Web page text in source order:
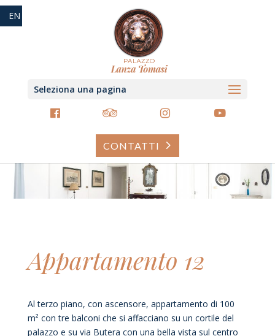
EN
Seleziona una pagina
CONTATTI
Appartamento 12
Al terzo piano, con ascensore, appartamento di 100
m² con tre balconi che si affacciano su un cortile del
palazzo e su via Butera con una bella vista sul centro